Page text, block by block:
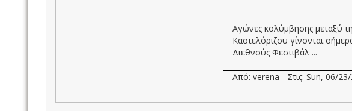
Αγώνες κολύμβησης μεταξύ
Καστελόριζου γίνονται
Διεθνούς Φεστιβάλ ...
Από: verena - Στις: Sun, 06/